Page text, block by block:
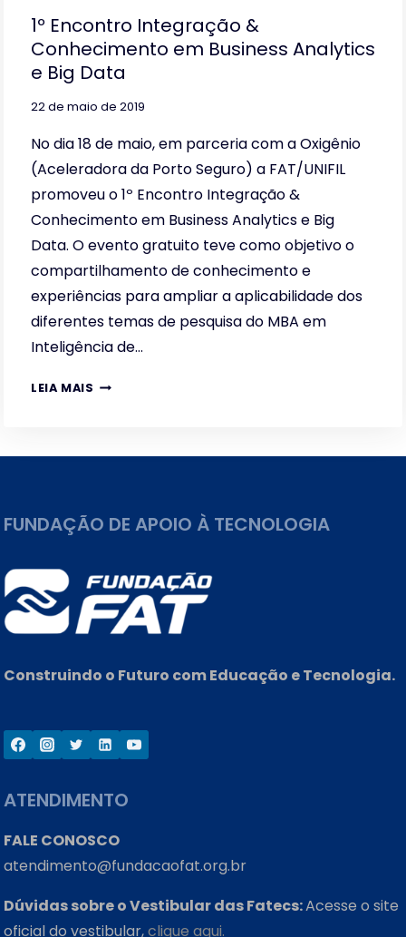
1º Encontro Integração &
Conhecimento em Business Analytics
e Big Data
22 de maio de 2019
No dia 18 de maio, em parceria com a Oxigênio
(Aceleradora da Porto Seguro) a FAT/UNIFIL
promoveu o 1º Encontro Integração &
Conhecimento em Business Analytics e Big
Data. O evento gratuito teve como objetivo o
compartilhamento de conhecimento e
experiências para ampliar a aplicabilidade dos
diferentes temas de pesquisa do MBA em
Inteligência de…
LEIA MAIS 1º
ANALYTICS
BIG
DATA
FUNDAÇÃO DE APOIO À TECNOLOGIA
Construindo o Futuro com Educação e Tecnologia.
ATENDIMENTO
FALE CONOSCO
atendimento@fundacaofat.org.br
Dúvidas sobre o Vestibular das Fatecs:Acesse o site
oficial do vestibular,clique aqui.